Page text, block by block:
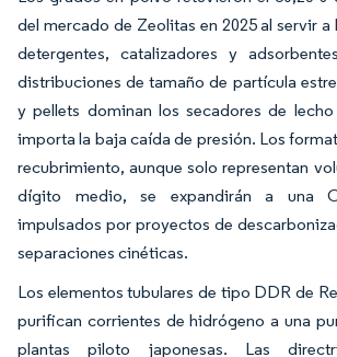
del mercado de Zeolitas en 2025 al servir
detergentes, catalizadores y
distribuciones de tamaño de partícula
y pellets dominan los secadores de
importa la baja caída de presión. Los
recubrimiento, aunque solo representan
dígito medio, se expandirán a una
impulsados por proyectos de
separaciones cinéticas.
Los elementos tubulares de tipo DDR de
purifican corrientes de hidrógeno a una
plantas piloto japonesas. Las